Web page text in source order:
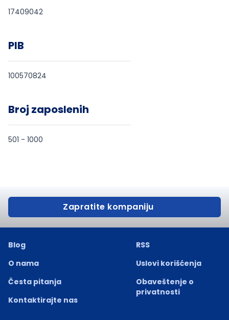
17409042
PIB
100570824
Broj zaposlenih
501 - 1000
Zapratite kompaniju
Blog
O nama
Česta pitanja
Kontaktirajte nas
RSS
Uslovi korišćenja
Obaveštenje o
privatnosti